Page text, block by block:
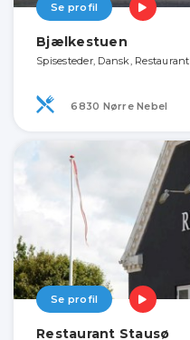
Se profil
Bjælkestuen
Spisesteder, Dansk, Restaurant
6830 Nørre Nebel
Se profil
Restaurant Stausø